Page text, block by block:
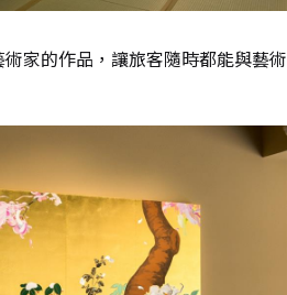
家的作品，讓旅客隨時都能與藝術